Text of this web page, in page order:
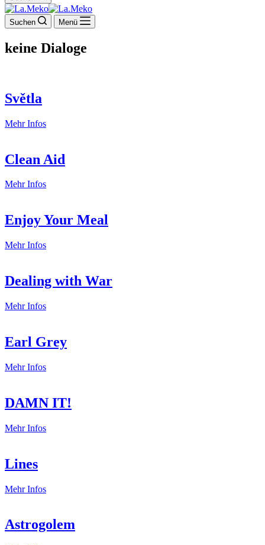
Suchen Menü
keine Dialoge
Světla
Mehr InfosSvětla
Clean Aid
Mehr InfosClean
Enjoy Your Meal
Mehr InfosEnjoy
Dealing with War
Mehr InfosDealing
Earl Grey
Mehr InfosEarl
DAMN IT!
Mehr InfosDAMN
Lines
Mehr InfosLines
Astrogolem